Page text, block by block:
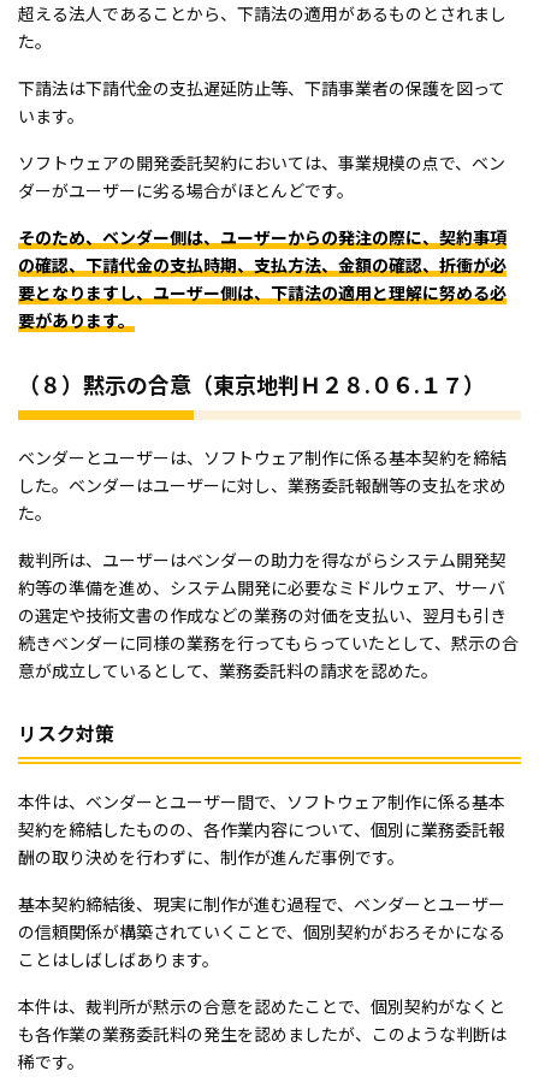
超える法人であることから、下請法の適用があるものとされまし
た。
下請法は下請代金の支払遅延防止等、下請事業者の保護を図って
います。
ソフトウェアの開発委託契約においては、事業規模の点で、ベン
ダーがユーザーに劣る場合がほとんどです。
そのため、ベンダー側は、ユーザーからの発注の際に、契約事項
の確認、下請代金の支払時期、支払方法、金額の確認、折衝が必
要となりますし、ユーザー側は、下請法の適用と理解に努める必
要があります。
（８）黙示の合意（東京地判Ｈ２８.０６.１７）
ベンダーとユーザーは、ソフトウェア制作に係る基本契約を締結
した。ベンダーはユーザーに対し、業務委託報酬等の支払を求め
た。
裁判所は、ユーザーはベンダーの助力を得ながらシステム開発契
約等の準備を進め、システム開発に必要なミドルウェア、サーバ
の選定や技術文書の作成などの業務の対価を支払い、翌月も引き
続きベンダーに同様の業務を行ってもらっていたとして、黙示の合
意が成立しているとして、業務委託料の請求を認めた。
リスク対策
本件は、ベンダーとユーザー間で、ソフトウェア制作に係る基本
契約を締結したものの、各作業内容について、個別に業務委託報
酬の取り決めを行わずに、制作が進んだ事例です。
基本契約締結後、現実に制作が進む過程で、ベンダーとユーザー
の信頼関係が構築されていくことで、個別契約がおろそかになる
ことはしばしばあります。
本件は、裁判所が黙示の合意を認めたことで、個別契約がなくと
も各作業の業務委託料の発生を認めましたが、このような判断は
稀です。